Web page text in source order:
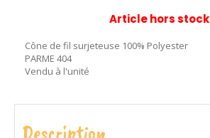
Article hors stock
Cône de fil surjeteuse 100% Polyester
PARME 404
Vendu à l'unité